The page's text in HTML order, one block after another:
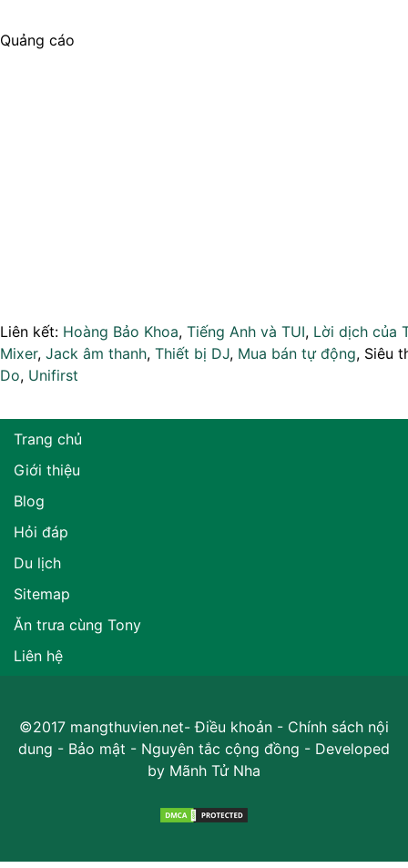
Quảng cáo
Liên kết: Hoàng Bảo Khoa, Tiếng Anh và TUI, Lời dịch của
Mixer, Jack âm thanh, Thiết bị DJ, Mua bán tự động, Siêu
Do, Unifirst
Trang chủ
Giới thiệu
Blog
Hỏi đáp
Du lịch
Sitemap
Ăn trưa cùng Tony
Liên hệ
©2017 mangthuvien.net-Điều khoản - Chính sách nội
dung - Bảo mật - Nguyên tắc cộng đồng - Developed
by Mãnh Tử Nha